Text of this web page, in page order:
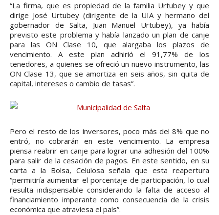
“La firma, que es propiedad de la familia Urtubey y que
dirige José Urtubey (dirigente de la UIA y hermano del
gobernador de Salta, Juan Manuel Urtubey), ya había
previsto este problema y había lanzado un plan de canje
para las ON Clase 10, que alargaba los plazos de
vencimiento. A este plan adhirió el 91,77% de los
tenedores, a quienes se ofreció un nuevo instrumento, las
ON Clase 13, que se amortiza en seis años, sin quita de
capital, intereses o cambio de tasas”.
Pero el resto de los inversores, poco más del 8% que no
entró, no cobrarán en este vencimiento. La empresa
piensa reabrir en canje para lograr una adhesión del 100%
para salir de la cesación de pagos. En este sentido, en su
carta a la Bolsa, Celulosa señala que esta reapertura
“permitiría aumentar el porcentaje de participación, lo cual
resulta indispensable considerando la falta de acceso al
financiamiento imperante como consecuencia de la crisis
económica que atraviesa el país”.